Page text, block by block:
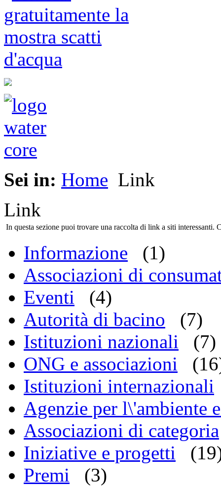
Sei in: Home Link
Link
In questa sezione puoi trovare una raccolta di link a siti interessanti.
Informazione
(1)
Associazioni di
Eventi
(4)
Autorità di bacino
(7)
Istituzioni nazionali
(7)
ONG e associazioni
Istituzioni internazionali
Agenzie per l\'ambiente
Associazioni di categoria
Iniziative e progetti
Premi
(3)